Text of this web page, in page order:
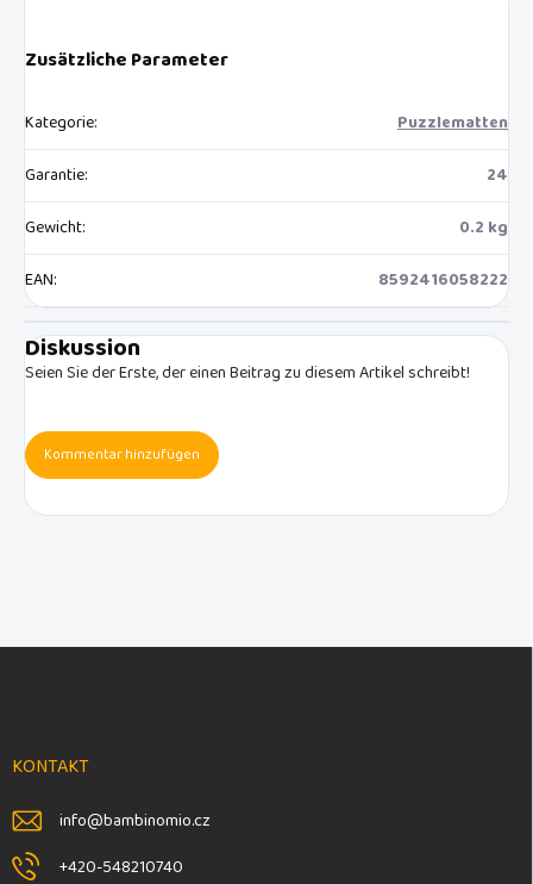
Zusätzliche Parameter
Kategorie:
Puzzlematten
Garantie:
24
Gewicht:
0.2 kg
EAN: 8592416058222
Diskussion
Seien Sie der Erste, der einen Beitrag zu diesem Artikel schreibt!
Kommentar hinzufügen
F
e
KONTAKT
info@bambinomio.cz
+420-548210740